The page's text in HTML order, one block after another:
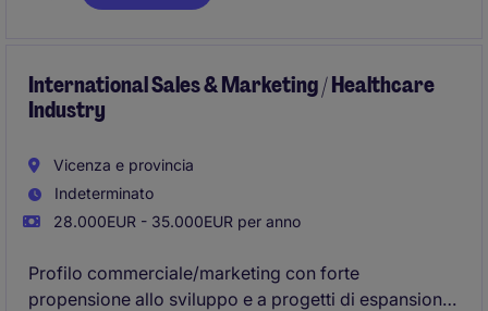
International Sales & Marketing / Healthcare
Industry
Vicenza e provincia
Indeterminato
28.000EUR - 35.000EUR per anno
Profilo commerciale/marketing con forte
propensione allo sviluppo e a progetti di espansione